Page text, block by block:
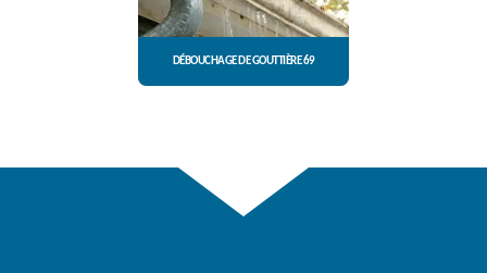
DÉBOUCHAGE DE GOUTTIÈRE 69